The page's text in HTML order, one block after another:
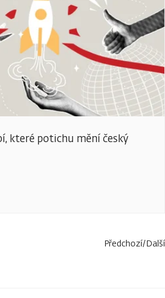
které potichu mění český
Předchozí/Další